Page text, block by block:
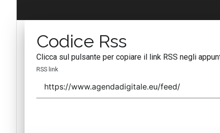
Codice Rss
Clicca sul pulsante per copiare il link RSS negli
RSS link